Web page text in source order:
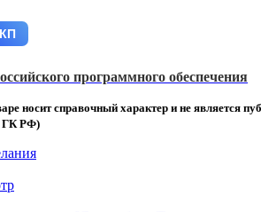
носит справочный характер и не является
ГК РФ)